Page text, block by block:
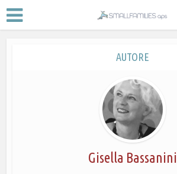
AUTORE
Gisella Bassanini